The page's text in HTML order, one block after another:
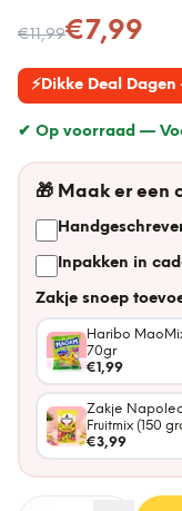
€11,99
Nu voor
€7,99
⚡Dikke Deal
✔ Op voorraad —
🎁 Maak er een
Inpakken in
Zakje snoep
Haribo
70gr
€1,99
Zakje
Fruitmix (150
€3,99